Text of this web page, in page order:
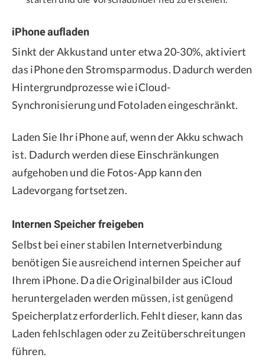
iPhone aufladen
Sinkt der Akkustand unter etwa 20-30%, aktiviert
das iPhone den Stromsparmodus. Dadurch werden
Hintergrundprozesse wie iCloud-
Synchronisierung und Fotoladen eingeschränkt.
Laden Sie Ihr iPhone auf, wenn der Akku schwach
ist. Dadurch werden diese Einschränkungen
aufgehoben und die Fotos-App kann den
Ladevorgang fortsetzen.
Internen Speicher freigeben
Selbst bei einer stabilen Internetverbindung
benötigen Sie ausreichend internen Speicher auf
Ihrem iPhone. Da die Originalbilder aus iCloud
heruntergeladen werden müssen, ist genügend
Speicherplatz erforderlich. Fehlt dieser, kann das
Laden fehlschlagen oder zu Zeitüberschreitungen
führen.